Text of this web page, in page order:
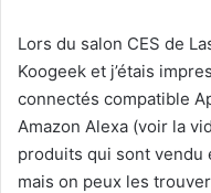
Lors du salon CES de
Koogeek et j’étais
connectés compatible
Amazon Alexa (voir la
produits qui sont vendu
mais on peux les